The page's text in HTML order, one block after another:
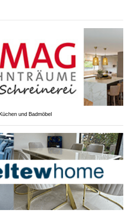
und Badmöbel